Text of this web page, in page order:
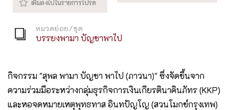
หมวดย่อย/ชุด
บรรยงพามา บัญชาพาไป
กิจกรรม "สุพล พามา บัญชา พาไป (ภาวนา)" ซึ่งจัดขึ้นจาก
ความร่วมมือระหว่างกลุ่มธุรกิจการเงินเกียรตินาคินภัทร (KKP)
และหอจดหมายเหตุพุทธทาส อินทปัญโญ (สวนโมกข์กรุงเทพ)